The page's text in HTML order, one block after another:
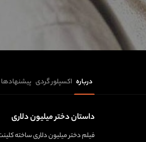
درباره اکسپلور گردی پیشنهادها
داستان دختر میلیون دلاری
فیلم دختر میلیون دلاری ساخته